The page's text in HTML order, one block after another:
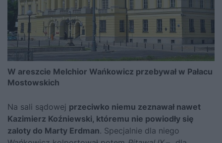
W areszcie Melchior Wańkowicz przebywał w Pałacu
Mostowskich
Na sali sądowej przeciwko niemu zeznawał nawet
Kazimierz Koźniewski, któremu nie powiodły się
zaloty do Marty Erdman. Specjalnie dla niego